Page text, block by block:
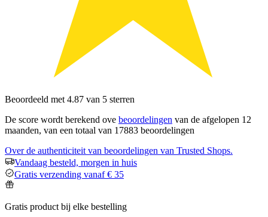
Beoordeeld met 4.87 van 5 sterren
De score wordt berekend ove beoordelingen van de afgelopen 12
maanden, van een totaal van 17883 beoordelingen
Over de authenticiteit van beoordelingen van Trusted Shops.
Vandaag besteld, morgen in huis
Gratis verzending vanaf € 35
Gratis product bij elke bestelling